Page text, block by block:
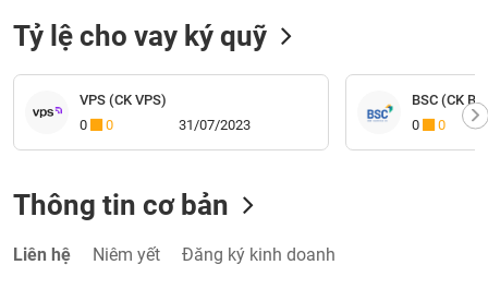
Tỷ lệ cho vay ký quỹ
VPS (CK VPS)
0
0 31/07/2023
BSC (CK
0
0
Thông tin cơ bản
Liên hệ Niêm yết Đăng ký kinh doanh